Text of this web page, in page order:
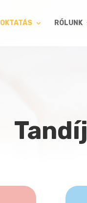
OKTATÁS RÓLUNK
Tandíj